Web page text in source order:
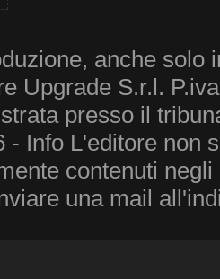
anche solo
Upgrade S.r.l.
presso il
- Info L'editore non
contenuti
una mail